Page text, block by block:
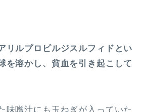
リルプロピルジスルフィドとい
を溶かし、貧血を引き起こして
味噌汁にも玉ねぎが入っていた